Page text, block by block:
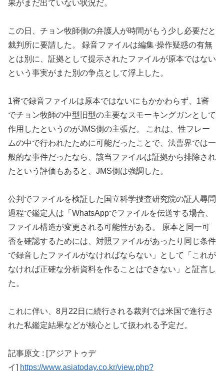
果がまだ出ていない状況だ。
この日、チョン牧師側の弁護人が時間がもう少し必要だと
裁判所に要請した。 録音ファイルは編集·操作疑惑の有無
とは別に、証拠として提示されたファイルが原本ではない
という事実がまた別の争点として浮上した。
1審で録音ファイルは原本ではないにもかかわらず、1審
でチョン牧師の中型旧型の主要なスモーキングガンとして
作用したというのがJMS側の主張だ。 これは、性フレー
ムの中で行われたために可能だったことで、法曹界では一
般的な事件だったなら、該当ファイルは証拠から排除され
たという評価もあると、JMS側は強調した。
公判でファイルを検証した国立科学捜査研究院の証人尋問
過程で鑑定人は「WhatsAppでファイルを伝送する場合、
ファイル構造が変更される可能性がある。 原本と同一可
否を確認するためには、対照ファイルがあったり同じ条件
で録音したファイルがなければならない」として「これが
なければ正確な分析資料を作ることはできない」と証言し
た。
これに伴い、8月22日に続行される裁判では米国で進行さ
れた私鑑定結果などが核心として扱われる予定だ。
記事原文 : [アジアトゥデ
イ] https://www.asiatoday.co.kr/view.php?